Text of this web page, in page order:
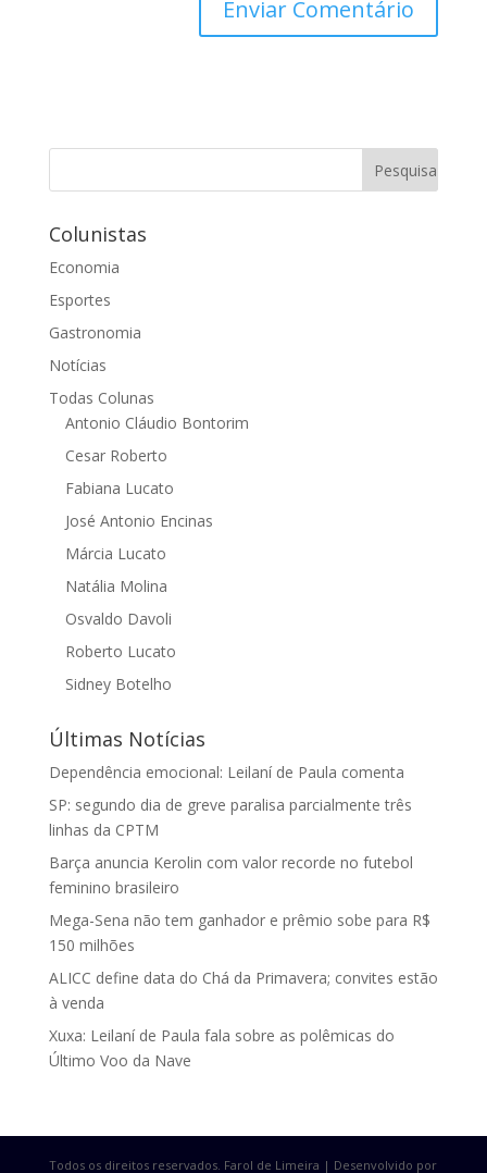
Colunistas
Economia
Esportes
Gastronomia
Notícias
Todas Colunas
Antonio Cláudio Bontorim
Cesar Roberto
Fabiana Lucato
José Antonio Encinas
Márcia Lucato
Natália Molina
Osvaldo Davoli
Roberto Lucato
Sidney Botelho
Últimas Notícias
Dependência emocional: Leilaní de Paula comenta
SP: segundo dia de greve paralisa parcialmente três
linhas da CPTM
Barça anuncia Kerolin com valor recorde no futebol
feminino brasileiro
Mega-Sena não tem ganhador e prêmio sobe para R$
150 milhões
ALICC define data do Chá da Primavera; convites estão
à venda
Xuxa: Leilaní de Paula fala sobre as polêmicas do
Último Voo da Nave
Todos os direitos reservados. Farol de Limeira | Desenvolvido por